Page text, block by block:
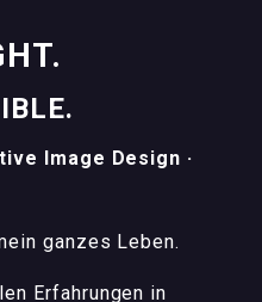
Image Design ·
ganzes Leben.
Erfahrungen in